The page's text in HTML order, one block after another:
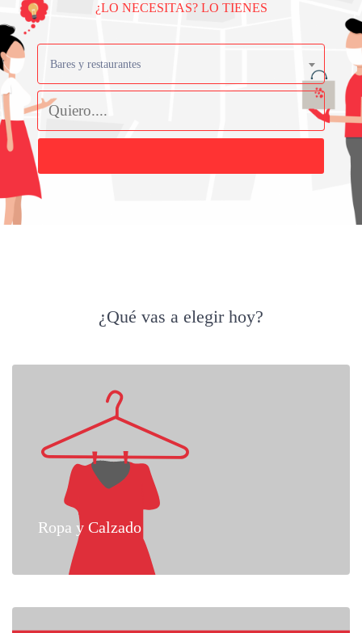
¿LO NECESITAS? LO TIENES
Bares y restaurantes
¿Qué vas a elegir hoy?
Ropa y Calzado